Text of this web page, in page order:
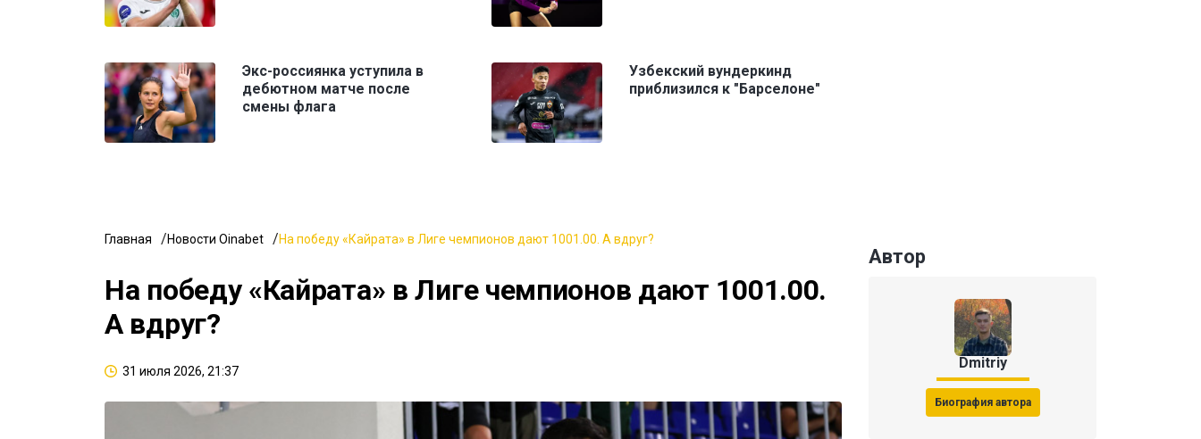
Экс-россиянка уступила в
дебютном матче после
смены флага
Узбекский вундеркинд
приблизился к "Барселоне"
Главная Новости Oinabet На победу «Кайрата» в Лиге чемпионов дают 1001.00. А вдруг?
На победу «Кайрата» в Лиге чемпионов дают 1001.00.
А вдруг?
31 июля 2026, 21:37
Автор
Dmitriy
Биография автора